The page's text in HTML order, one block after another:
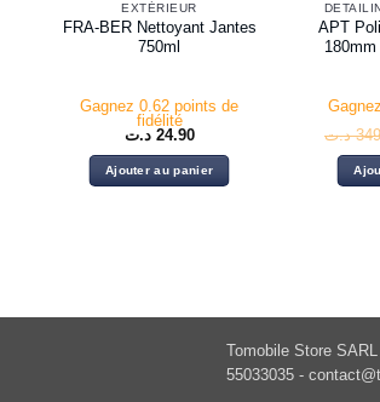
EXTÉRIEUR
FRA-BER Nettoyant Jantes
750ml
Gagnez 0.62 points de
fidélité
24.90 د.ت
Ajouter au panier
APT
د.ت
Tomobile Store
55033035 -